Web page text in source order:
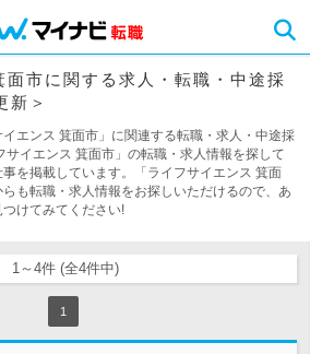
市に関する求人・転職・中途採
新＞
エンス 箕面市」に関連する転職・求人・中途採
サイエンス 箕面市」の転職・求人情報を探して
を掲載しています。「ライフサイエンス 箕面
も転職・求人情報をお探しいただけるので、あ
けてみてください!
1～4件 (全4件中)
1